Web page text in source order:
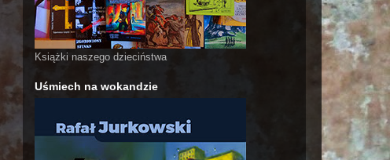
Książki naszego dzieciństwa
Uśmiech na wokandzie